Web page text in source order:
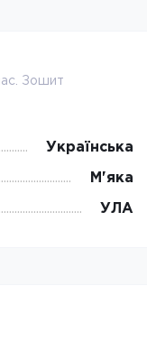
Зошит
Українська
М'яка
УЛА